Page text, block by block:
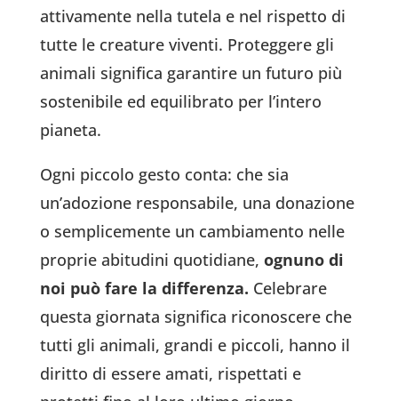
attivamente nella tutela e nel rispetto di
tutte le creature viventi. Proteggere gli
animali significa garantire un futuro più
sostenibile ed equilibrato per l’intero
pianeta.
Ogni piccolo gesto conta: che sia
un’adozione responsabile, una donazione
o semplicemente un cambiamento nelle
proprie abitudini quotidiane, ognuno di
noi può fare la differenza. Celebrare
questa giornata significa riconoscere che
tutti gli animali, grandi e piccoli, hanno il
diritto di essere amati, rispettati e